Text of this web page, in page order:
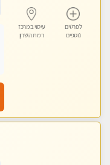
לפרטים
נוספים
עיסוי במרכז
רמת השרון